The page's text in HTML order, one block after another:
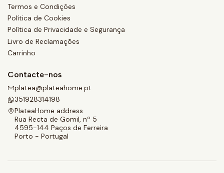
Termos e Condições
Política de Cookies
Política de Privacidade e Segurança
Livro de Reclamações
Carrinho
Contacte-nos
platea@plateahome.pt
351928314198
PlateaHome address
Rua Recta de Gomil, nº 5
4595-144 Paços de Ferreira
Porto - Portugal